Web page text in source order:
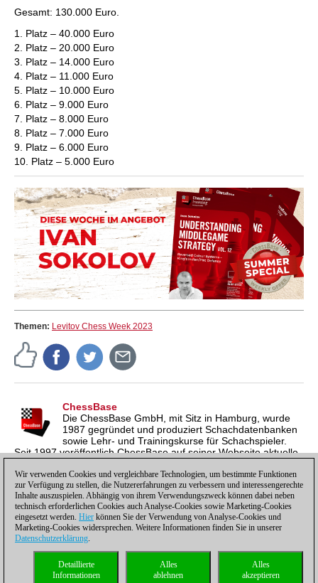
Gesamt: 130.000 Euro.
1. Platz – 40.000 Euro
2. Platz – 20.000 Euro
3. Platz – 14.000 Euro
4. Platz – 11.000 Euro
5. Platz – 10.000 Euro
6. Platz – 9.000 Euro
7. Platz – 8.000 Euro
8. Platz – 7.000 Euro
9. Platz – 6.000 Euro
10. Platz – 5.000 Euro
Themen: Levitov Chess Week 2023
ChessBase
Die ChessBase GmbH, mit Sitz in Hamburg, wurde
1987 gegründet und produziert Schachdatenbanken
sowie Lehr- und Trainingskurse für Schachspieler.
Seit 1997 veröffentlich ChessBase auf seiner Webseite aktuelle
inzwischen in vier Sprachen und gilt weltweit als wichtigste
Schachnachrichtenseite.
Datenschutzhinweis| Kontakt| |Lizenzen
Compliance Hotline|
Wir verwenden Cookies und vergleichbare Technologien, um bestimmte Funktionen
zur Verfügung zu stellen, die Nutzererfahrungen zu verbessern und interessengerechte
Inhalte auszuspielen. Abhängig von ihrem Verwendungszweck können dabei neben
technisch erforderlichen Cookies auch Analyse-Cookies sowie Marketing-Cookies
eingesetzt werden. Hier können Sie der Verwendung von Analyse-Cookies und
Marketing-Cookies widersprechen. Weitere Informationen finden Sie in unserer
Datenschutzerklärung.
Alles
akzeptieren
Alles
ablehnen
Detaillierte
Informationen